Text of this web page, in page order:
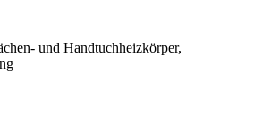
und Handtuchheizkörper,